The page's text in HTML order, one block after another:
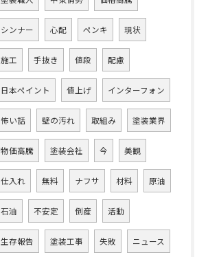
シンナー 心配 ペンキ 現状
施工 手抜き 値段 配慮
日本ペイント 値上げ インターフォン
怖い話 壁の汚れ 取組み 塗装業界
物価高騰 塗装会社 今 美観
仕入れ 無料 ナフサ 材料 原油
石油 不安定 倒産 活動
生存報告 塗装工事 失敗 ニュース